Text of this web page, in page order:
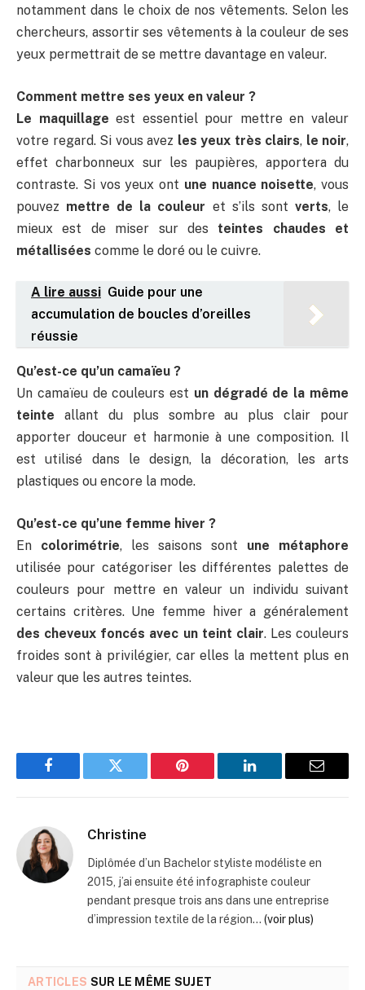
notamment dans le choix de nos vêtements. Selon les
chercheurs, assortir ses vêtements à la couleur de ses
yeux permettrait de se mettre davantage en valeur.
Comment mettre ses yeux en valeur ?
Le maquillage est essentiel pour mettre en valeur
votre regard. Si vous avez les yeux très clairs, le noir,
effet charbonneux sur les paupières, apportera du
contraste. Si vos yeux ont une nuance noisette, vous
pouvez mettre de la couleur et s’ils sont verts, le
mieux est de miser sur des teintes chaudes et
métallisées comme le doré ou le cuivre.
A lire aussi Guide pour une
accumulation de boucles d’oreilles
réussie
Qu’est-ce qu’un camaïeu ?
Un camaïeu de couleurs est un dégradé de la même
teinte allant du plus sombre au plus clair pour
apporter douceur et harmonie à une composition. Il
est utilisé dans le design, la décoration, les arts
plastiques ou encore la mode.
Qu’est-ce qu’une femme hiver ?
En colorimétrie, les saisons sont une métaphore
utilisée pour catégoriser les différentes palettes de
couleurs pour mettre en valeur un individu suivant
certains critères. Une femme hiver a généralement
des cheveux foncés avec un teint clair. Les couleurs
froides sont à privilégier, car elles la mettent plus en
valeur que les autres teintes.
Facebook Twitter Pinterest LinkedIn Email
Christine
Diplômée d’un Bachelor styliste modéliste en
2015, j’ai ensuite été infographiste couleur
pendant presque trois ans dans une entreprise
d’impression textile de la région... (voir plus)
ARTICLES SUR LE MÊME SUJET